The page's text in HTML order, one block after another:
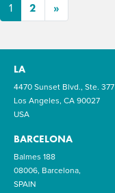
1 2 »
LA
4470 Sunset Blvd., Ste. 377
Los Angeles, CA 90027
USA
BARCELONA
Balmes 188
08006, Barcelona,
SPAIN